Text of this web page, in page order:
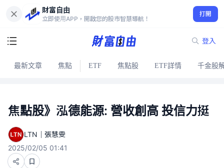
財富自由
立即使用APP，開啟您的股市智慧導航！
打開
登入
最新文章 焦點 ETF 焦點股 ETF詳情 千金股
焦點股》泓德能源: 營收創高 投信力挺
LTN｜張慧雯
2025/02/05 01:41